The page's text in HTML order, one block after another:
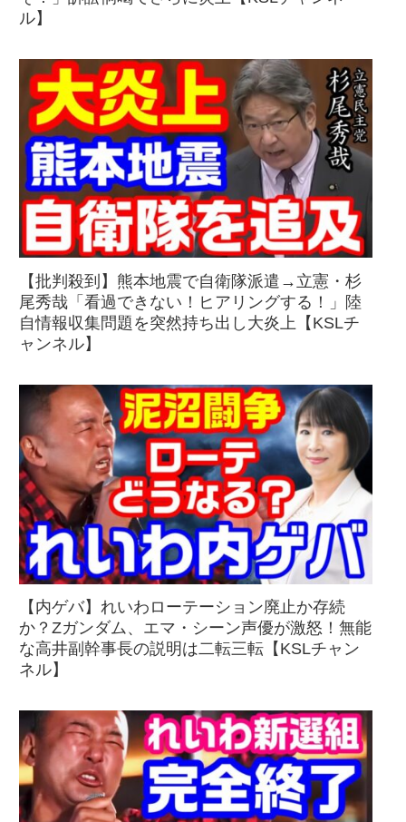
ル】
【批判殺到】熊本地震で自衛隊派遣→立憲・杉
尾秀哉「看過できない！ヒアリングする！」陸
自情報収集問題を突然持ち出し大炎上【KSLチ
ャンネル】
【内ゲバ】れいわローテーション廃止か存続
か？Zガンダム、エマ・シーン声優が激怒！無能
な高井副幹事長の説明は二転三転【KSLチャン
ネル】